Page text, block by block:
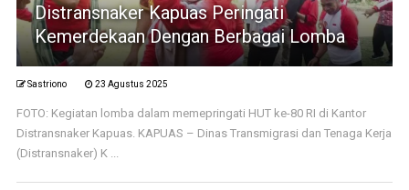
Distransnaker Kapuas Peringati
Kemerdekaan Dengan Berbagai Lomba
Sastriono 23 Agustus 2025
FOTO: Kegiatan lomba dalam memepringati HUT ke-80 RI di Kantor
Distransnaker Kapuas. KAPUAS – Dinas Transmigrasi dan Tenaga Kerja
(Distransnaker) K ...